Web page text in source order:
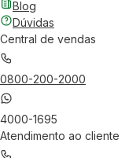
Blog
Dúvidas
Central de vendas
0800-200-2000
4000-1695
Atendimento ao cliente